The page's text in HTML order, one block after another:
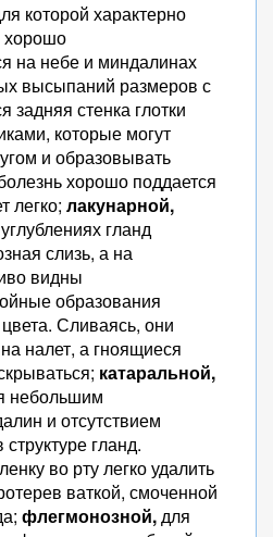
которой характерно
хорошо
на небе и миндалинах
высыпаний размеров с
задняя стенка глотки
которые могут
и образовывать
хорошо поддается
легко; лакунарной,
гланд
слизь, а на
видны
образования
Сливаясь, они
налет, а гноящиеся
катаральной,
небольшим
и отсутствием
гланд.
во рту легко удалить
ваткой, смоченной
флегмонозной,для